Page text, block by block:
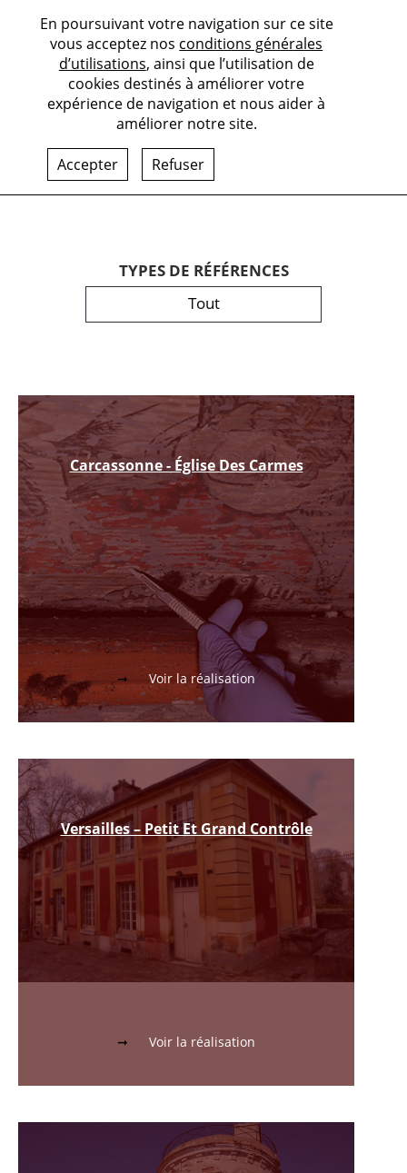
En poursuivant votre navigation sur ce site
vous acceptez nos conditions générales
d’utilisations, ainsi que l’utilisation de
cookies destinés à améliorer votre
expérience de navigation et nous aider à
améliorer notre site.
Accepter Refuser
TYPES DE RÉFÉRENCES
Tout
Carcassonne - Église Des Carmes
Voir la réalisation
Versailles – Petit Et Grand Contrôle
Voir la réalisation